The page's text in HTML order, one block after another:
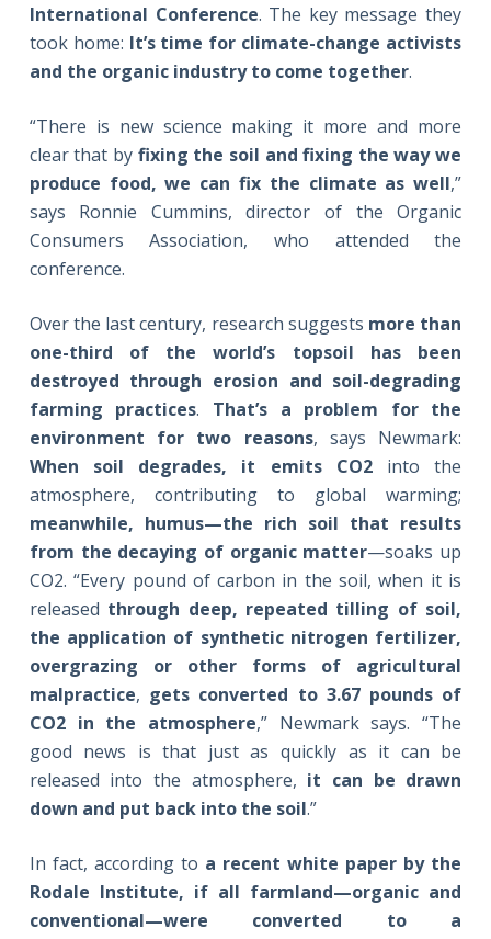
International Conference. The key message they
took home: It’s time for climate-change activists
and the organic industry to come together.
“There is new science making it more and more
clear that by fixing the soil and fixing the way we
produce food, we can fix the climate as well,”
says Ronnie Cummins, director of the Organic
Consumers Association, who attended the
conference.
Over the last century, research suggests more than
one-third of the world’s topsoil has been
destroyed through erosion and soil-degrading
farming practices. That’s a problem for the
environment for two reasons, says Newmark:
When soil degrades, it emits CO2into the
atmosphere, contributing to global warming;
meanwhile, humus—the rich soil that results
from the decaying of organic matter—soaks up
CO2. “Every pound of carbon in the soil, when it is
released through deep, repeated tilling of soil,
the application of synthetic nitrogen fertilizer,
overgrazing or other forms of agricultural
malpractice, gets converted to 3.67 pounds of
CO2 in the atmosphere,” Newmark says. “The
good news is that just as quickly as it can be
released into the atmosphere, it can be drawn
down and put back into the soil.”
In fact, according to a recent white paper by the
Rodale Institute, if all farmland—organic and
conventional—were converted to a